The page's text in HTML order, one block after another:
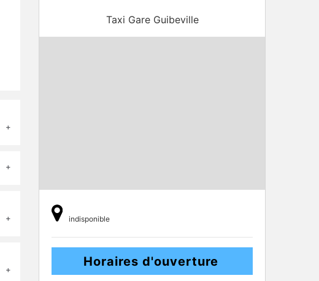
Taxi Gare Guibeville
indisponible
Horaires d'ouverture